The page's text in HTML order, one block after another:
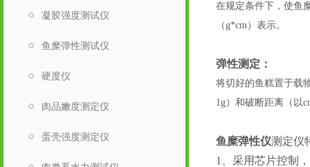
在规定条件下，使鱼
（g*cm）表示。
弹性测定：
将切好的鱼糕置于载
1g）和破断距离（以
鱼糜弹性仪测定仪
1、采用芯片控制
凝胶强度测试仪
鱼糜弹性测试仪
硬度仪
肉品嫩度测定仪
蛋壳强度测定仪